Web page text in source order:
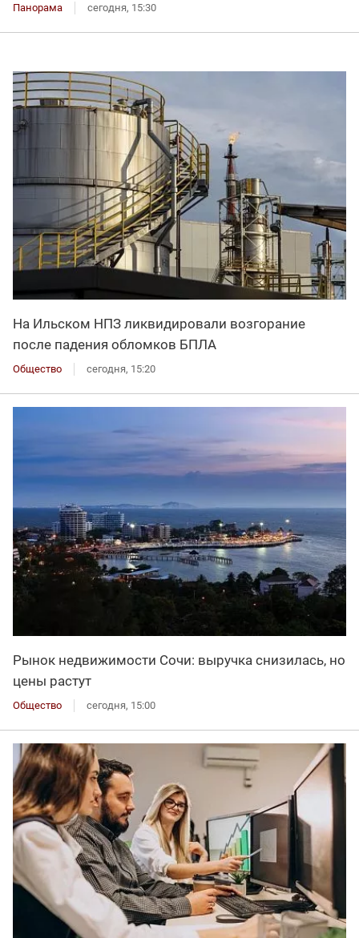
Панорама сегодня, 15:30
На Ильском НПЗ ликвидировали возгорание
после падения обломков БПЛА
Общество сегодня, 15:20
Рынок недвижимости Сочи: выручка снизилась, но
цены растут
Общество сегодня, 15:00